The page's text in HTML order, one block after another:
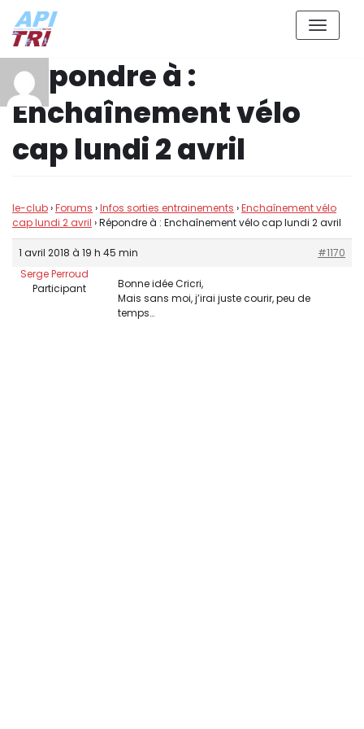
Aller
contenu
Répondre à :
Enchaînement vélo
cap lundi 2 avril
le-club›Forums ›Infos sorties entrainements ›Enchaînement vélo
cap lundi 2 avril ›Répondre à : Enchaînement vélo cap lundi 2 avril
1 avril 2018 à 19 h 45 min
#1170
Serge Perroud
Participant
Bonne idée Cricri,
Mais sans moi, j’irai juste courir, peu de
temps…